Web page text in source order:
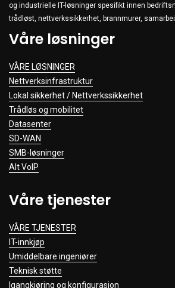
og industrielle IT-løsninger spesifikt innen
trådløst, nettverkssikkerhet, brannmurer,
Våre løsninger
VÅRE LØSNINGER
Nettverksinfrastruktur
Lokal sikkerhet / Nettverkssikkerhet
Trådløs og mobilitet
Datasenter
SD-WAN
SMB-løsninger
Alt VoIP
Våre tjenester
VÅRE TJENESTER
IT-innkjøp
Umiddelbare ingeniører
Teknisk støtte
Igangkjøring og konfigurasjon